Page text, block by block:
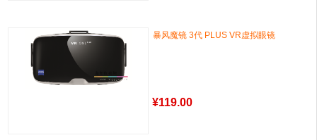
暴风魔镜 3代 PLUS VR虚拟眼镜
¥119.00